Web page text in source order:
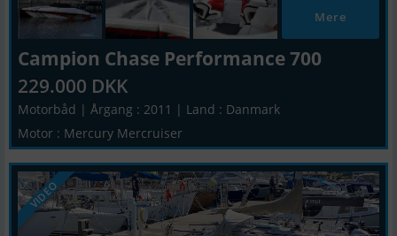
Mere
Campion Chase Performance 700
229.000 DKK
Motorbåd | Årgang : 2011 | Land : Danmark
Motor : Mercury Mercruiser
VIDEO